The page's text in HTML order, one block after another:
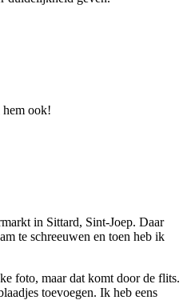
ook!
in Sittard, Sint-Joep. Daar
te schreeuwen en toen heb ik
foto, maar dat komt door de flits.
toevoegen. Ik heb eens